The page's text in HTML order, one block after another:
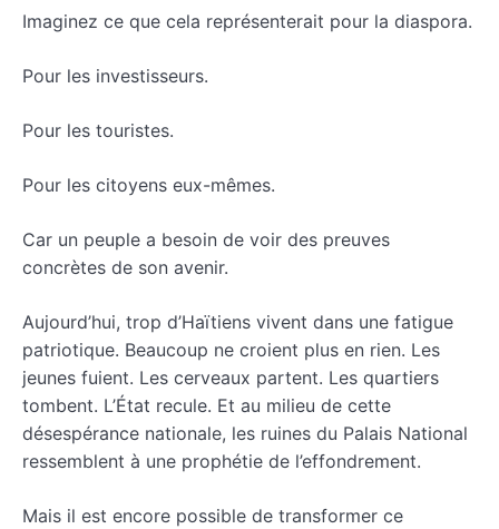
Imaginez ce que cela représenterait pour la diaspora.
Pour les investisseurs.
Pour les touristes.
Pour les citoyens eux-mêmes.
Car un peuple a besoin de voir des preuves
concrètes de son avenir.
Aujourd’hui, trop d’Haïtiens vivent dans une fatigue
patriotique. Beaucoup ne croient plus en rien. Les
jeunes fuient. Les cerveaux partent. Les quartiers
tombent. L’État recule. Et au milieu de cette
désespérance nationale, les ruines du Palais National
ressemblent à une prophétie de l’effondrement.
Mais il est encore possible de transformer ce